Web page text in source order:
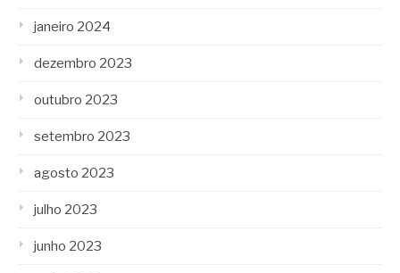
janeiro 2024
dezembro 2023
outubro 2023
setembro 2023
agosto 2023
julho 2023
junho 2023